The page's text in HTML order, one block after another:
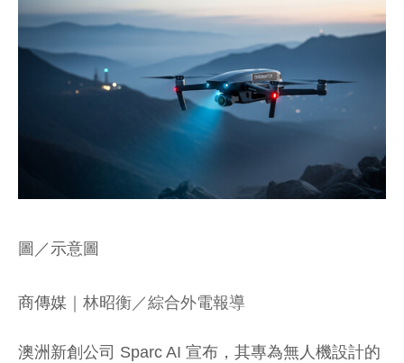
圖／示意圖
商傳媒 ｜林昭衡／綜合外電報導
澳洲新創公司 Sparc AI 宣布，其專為無人機設計的